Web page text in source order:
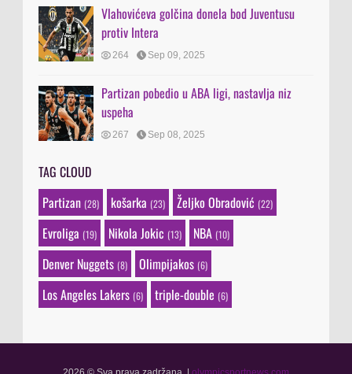
Vlahovićeva golčina donela bod Juventusu
protiv Intera
264 Sep 09, 2025
Partizan pobedio u ABA ligi, nastavlja niz
uspeha
267 Sep 08, 2025
TAG CLOUD
Partizan (28) košarka (23) Željko Obradović (22)
Evroliga (19) Nikola Jokic (13) NBA (10)
Denver Nuggets (8) Olimpijakos (6)
Los Angeles Lakers (6) triple-double (6)